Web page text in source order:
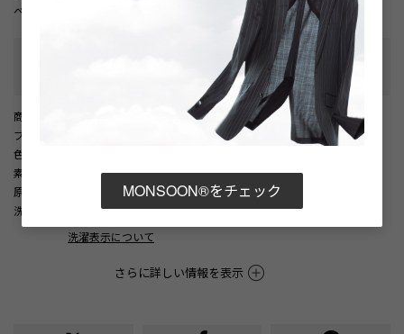
ベージュ、チャコール、ブラックの３色展開。
商品番号
ブランド商品番号
色
素材
： ポリエステル100%
原産国
洗濯記号
洗濯表示について
さらに詳しい情報を表示
MONSOON®をチェック